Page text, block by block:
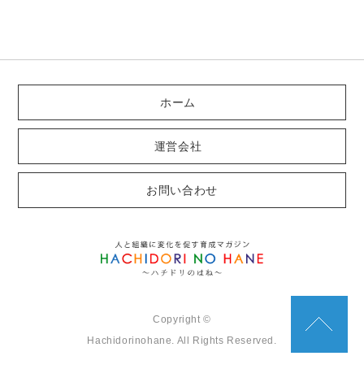
ホーム
運営会社
お問い合わせ
Copyright ©
Hachidorinohane. All Rights Reserved.